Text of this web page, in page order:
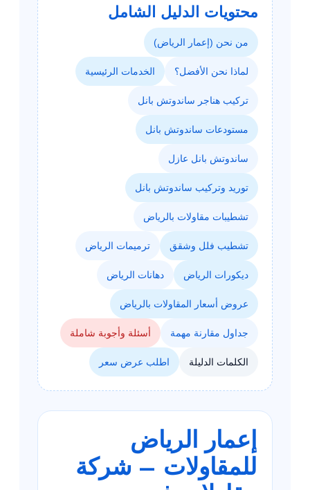
محتويات الدليل الشامل
من نحن (إعمار الرياض)
لماذا نحن الأفضل؟ الخدمات الرئيسية
تركيب هناجر ساندوتش بانل
مستودعات ساندوتش بانل
ساندوتش بانل عازل
توريد وتركيب ساندوتش بانل
تشطيبات مقاولات بالرياض
تشطيب فلل وشقق ترميمات الرياض
ديكورات الرياض دهانات الرياض
عروض أسعار المقاولات بالرياض
جداول مقارنة مهمة أسئلة وأجوبة شاملة
الكلمات الدليلة اطلب عرض سعر
إعمار الرياض
للمقاولات – شركة